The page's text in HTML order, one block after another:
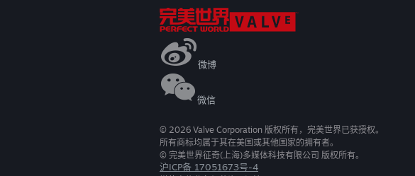
微博
微信
© 2026 Valve Corporation 版权所有，完美世界已获授权。
所有商标均属于其在美国或其他国家的拥有者。
© 完美世界征奇(上海)多媒体科技有限公司 版权所有。
沪ICP备 17051673号-4